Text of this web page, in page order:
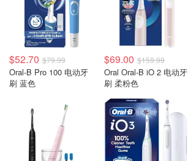
$52.70 $79.99
Oral-B Pro 100 电动牙
刷 蓝色
$69.00 $159.99
Oral Oral-B iO 2 电动牙
刷 柔粉色